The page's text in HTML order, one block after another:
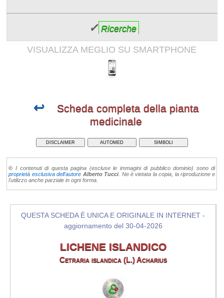
✓ Ricerche
VISUALIZZA MEGLIO SU SMARTPHONE
↩ Scheda completa della pianta
medicinale
DISCLAIMER AUTOMED SIMBOLI
© I contenuti di questa pagina (escluse le immagini di pubblico dominio) sono di
proprietà esclusiva dell'autore Alberto Tucci . Ne è vietata la copia, la riproduzione e
l'utilizzo anche parziale in ogni forma.
QUESTA SCHEDA È UNICA E ORIGINALE IN INTERNET -
aggiornamento del 30-04-2026
LICHENE ISLANDICO
Cetraria islandica (L.) Acharius